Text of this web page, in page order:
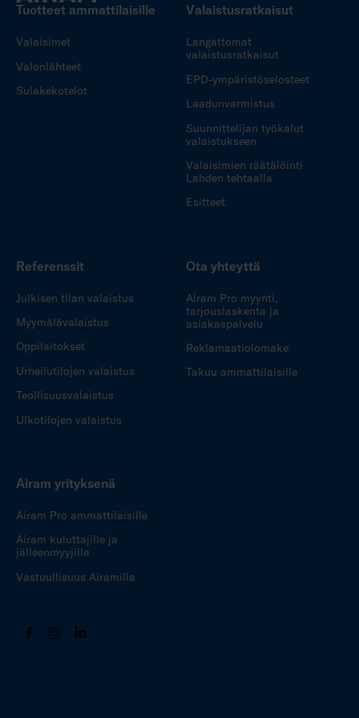
Tuotteet ammattilaisille
Valaisimet
Valonlähteet
Sulakekotelot
Valaistusratkaisut
Langattomat
valaistusratkaisut
EPD-ympäristöselosteet
Laadunvarmistus
Suunnittelijan työkalut
valaistukseen
Valaisimien räätälöinti
Lahden tehtaalla
Esitteet
Referenssit
Julkisen tilan valaistus
Myymälävalaistus
Oppilaitokset
Urheilutilojen valaistus
Teollisuusvalaistus
Ulkotilojen valaistus
Ota yhteyttä
Airam Pro myynti,
tarjouslaskenta ja
asiakaspalvelu
Reklamaatiolomake
Takuu ammattilaisille
Airam yrityksenä
Airam Pro ammattilaisille
Airam kuluttajille ja
jälleenmyyjille
Vastuullisuus Airamilla